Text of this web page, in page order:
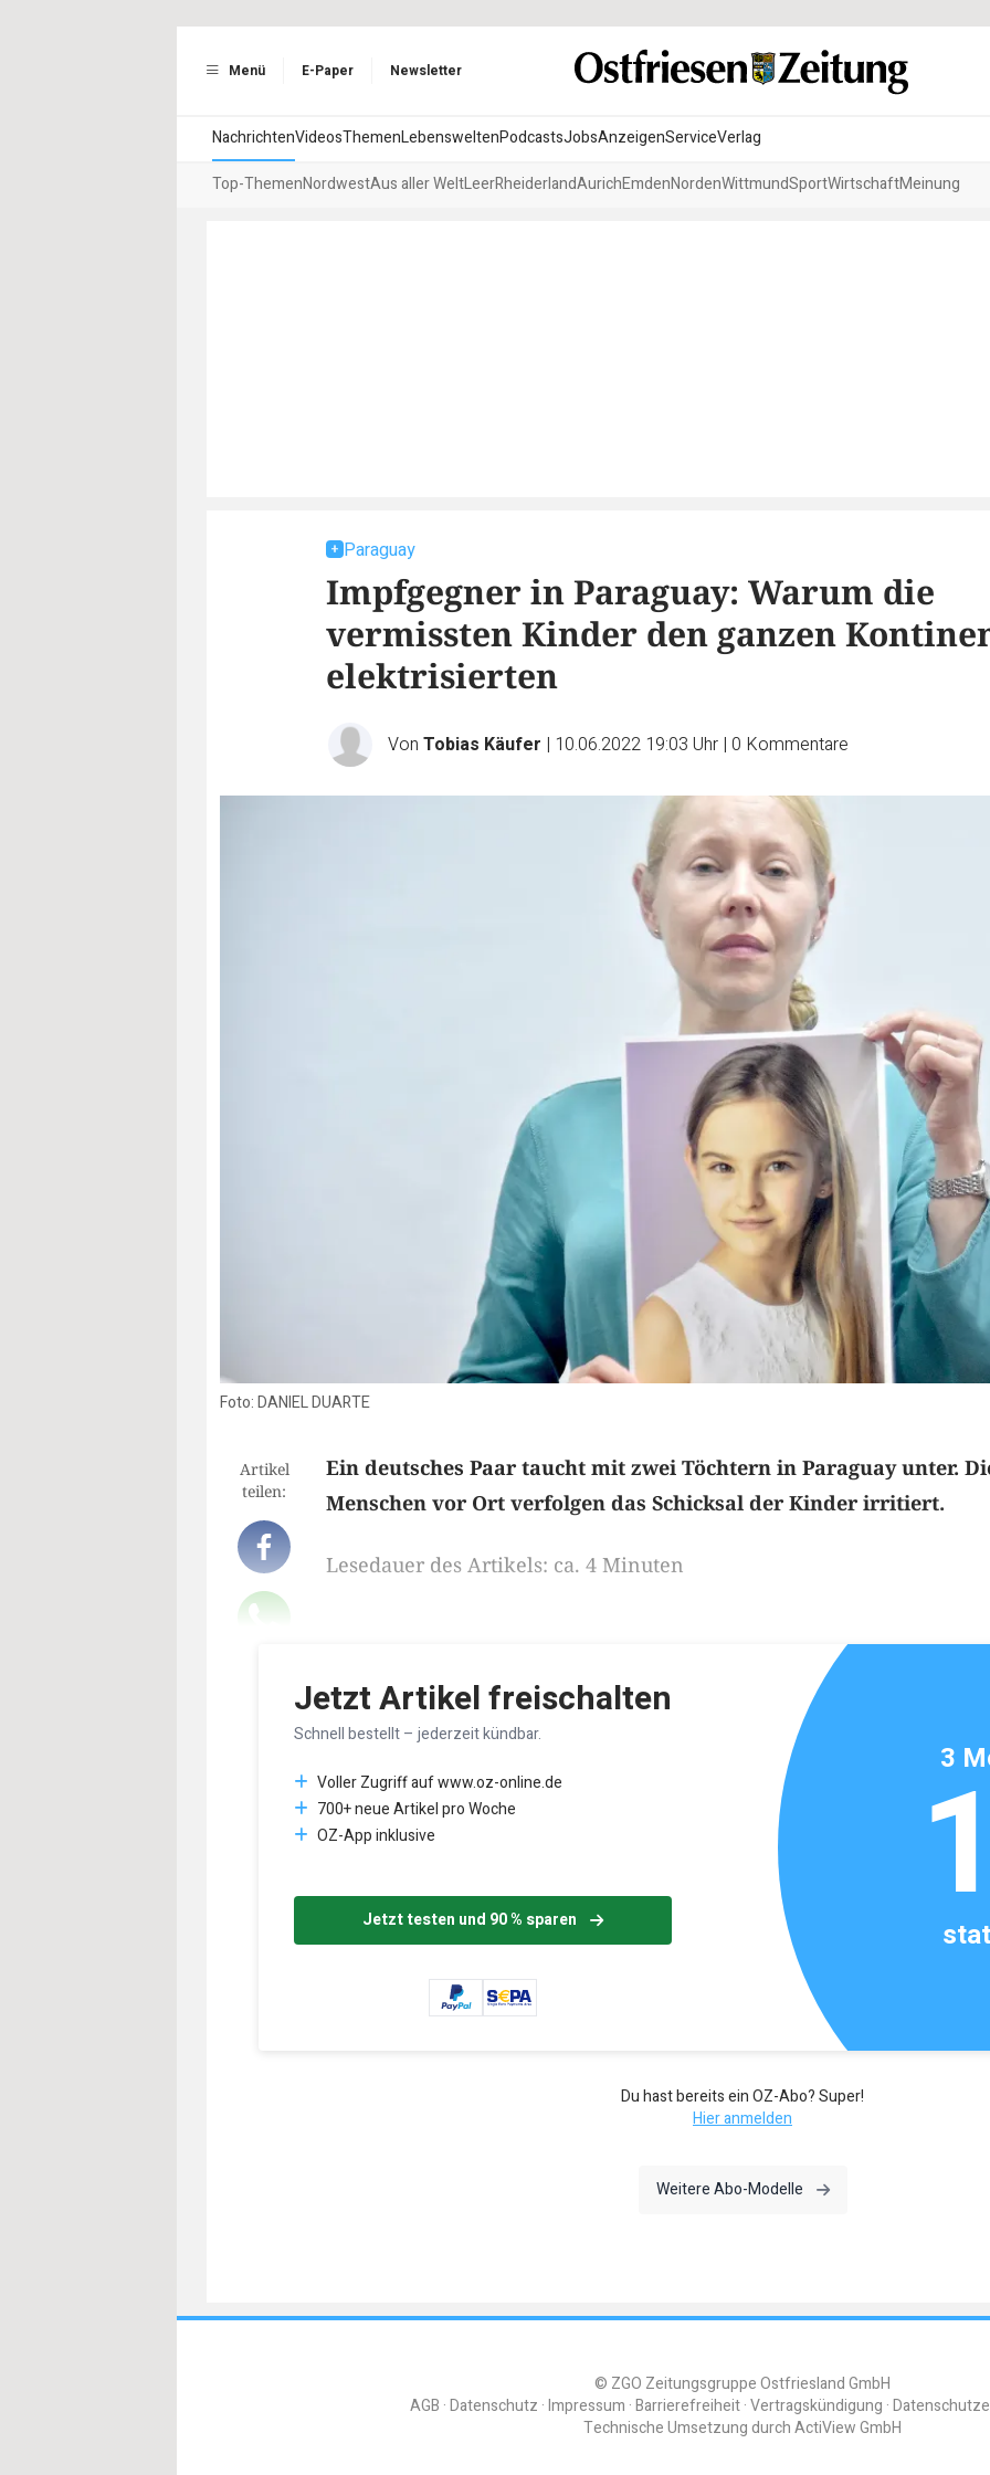
Menü E-Paper Newsletter
NachrichtenVideosThemenLebensweltenPodcastsJobsAnzeigenServiceVerlag
Top-ThemenNordwestAus aller WeltLeerRheiderlandAurichEmdenNordenWittmundSportWirtschaftMeinung
Paraguay
Impfgegner in Paraguay: Warum die
vermissten Kinder den ganzen
elektrisierten
Von Tobias Käufer | 10.06.2022 19:03 Uhr | 0 Kommentare
Foto: DANIEL DUARTE
Artikel
teilen:
Ein deutsches Paar taucht mit zwei Töchtern in Paraguay unter.
Menschen vor Ort verfolgen das Schicksal der Kinder irritiert.
Lesedauer des Artikels: ca. 4 Minuten
Jetzt Artikel freischalten
Schnell bestellt – jederzeit kündbar.
Voller Zugriff auf www.oz-online.de
700+ neue Artikel pro Woche
OZ-App inklusive
Jetzt testen und 90 % sparen
3
Du hast bereits ein OZ-Abo? Super!
Hier anmelden
Weitere Abo-Modelle
© ZGO Zeitungsgruppe Ostfriesland GmbH
AGB Datenschutz Impressum Barrierefreiheit Vertragskündigung
Technische Umsetzung durchActiView GmbH